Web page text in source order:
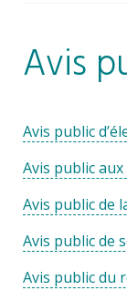
Avis
Avis public
Avis public
Avis public de
Avis public de
Avis public du